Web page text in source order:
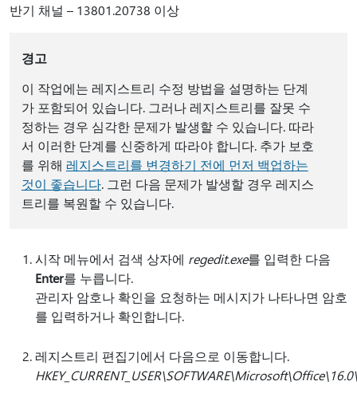
반기 채널 – 13801.20738 이상
경고
이 작업에는 레지스트리 수정 방법을 설명하는 단계
가 포함되어 있습니다. 그러나 레지스트리를 잘못 수
정하는 경우 심각한 문제가 발생할 수 있습니다. 따라
서 이러한 단계를 신중하게 따라야 합니다. 추가 보호
를 위해 레지스트리를 변경하기 전에 먼저 백업하는
것이 좋습니다. 그런 다음 문제가 발생할 경우 레지스
트리를 복원할 수 있습니다.
시작 메뉴에서 검색 상자에 regedit.exe를 입력한 다음
Enter를 누릅니다.
관리자 암호나 확인을 요청하는 메시지가 나타나면 암호
를 입력하거나 확인합니다.
레지스트리 편집기에서 다음으로 이동합니다.